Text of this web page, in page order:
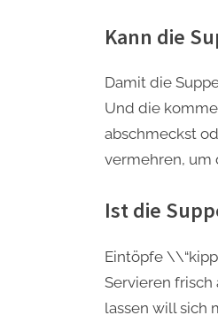
Kann die
Damit die
Und die
abschmeckst
vermehren, um
Ist die
Eintöpfe
Servieren
lassen will sich